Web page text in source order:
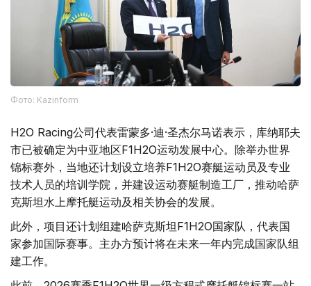
Фото: Kazinform
H2O Racing公司代表雷蒙多·迪·圣杰尔马诺表示，库纳耶夫
市已被确定为中亚地区F1H2O运动发展中心。除举办世界
锦标赛外，当地还计划设立培养F1H2O赛艇运动员及专业
技术人员的培训学院，并建设运动赛艇制造工厂，推动哈萨
克斯坦水上摩托艇运动及相关协会的发展。
此外，项目还计划组建哈萨克斯坦F1H2O国家队，代表国
家参加国际赛事。主办方预计将在未来一年内完成国家队组
建工作。